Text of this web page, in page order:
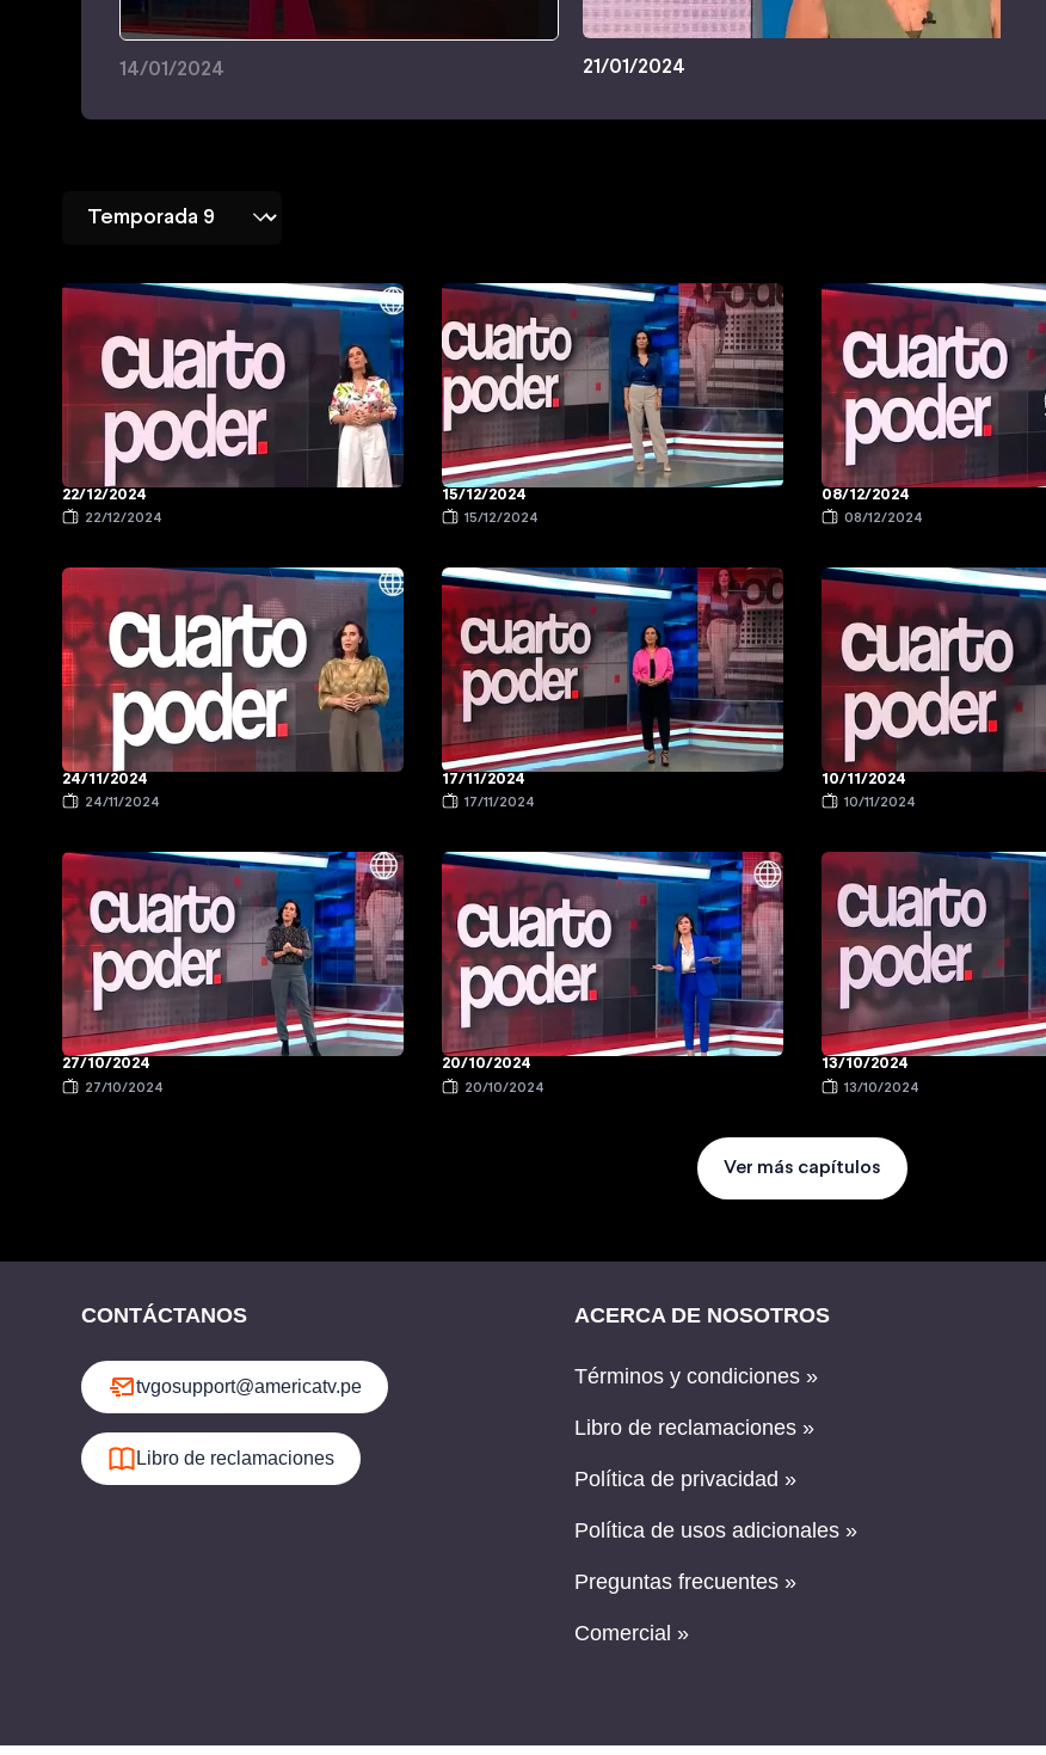
14/01/2024 21/01/2024
22/12/2024
22/12/2024
15/12/2024
15/12/2024
08/12/2024
08/12/2024
24/11/2024
24/11/2024
17/11/2024
17/11/2024
10/11/2024
10/11/2024
27/10/2024
27/10/2024
20/10/2024
20/10/2024
13/10/2024
13/10/2024
Ver más capítulos
CONTÁCTANOS
tvgosupport@americatv.pe
Libro de reclamaciones
ACERCA DE NOSOTROS
Términos y condiciones »
Libro de reclamaciones »
Política de privacidad »
Política de usos adicionales »
Preguntas frecuentes »
Comercial »